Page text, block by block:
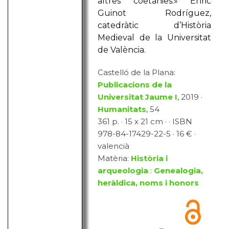
Guinot Rodríguez,
catedràtic d’Història
Medieval de la Universitat
de València.
Castelló de la Plana:
Publicacions de la
Universitat Jaume I, 2019 ·
Humanitats, 54
361 p. · 15 x 21 cm · · ISBN
978-84-17429-22-5 · 16 € ·
valencià
Matèria: Història i
arqueologia : Genealogia,
heràldica, noms i honors